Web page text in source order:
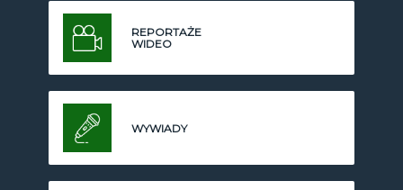
REPORTAŻE
WIDEO
WYWIADY